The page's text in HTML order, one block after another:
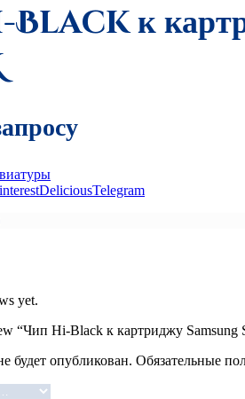
Black к
DeliciousTelegram
yet.
“Чип Hi-Black к картриджу
будет опубликован. Обязательные